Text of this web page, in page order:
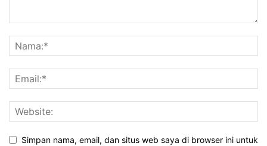
Simpan nama, email, dan situs web saya di browser ini untuk